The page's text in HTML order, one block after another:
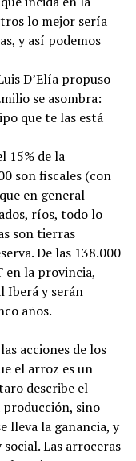
lo mejor sería
y así podemos
D’Elía propuso
se asombra:
que te las está
15% de la
son fiscales (con
en general
ríos, todo lo
son tierras
De las 138.000
en la provincia,
Iberá y serán
años.
acciones de los
el arroz es un
describe el
producción, sino
lleva la ganancia, y
Las arroceras